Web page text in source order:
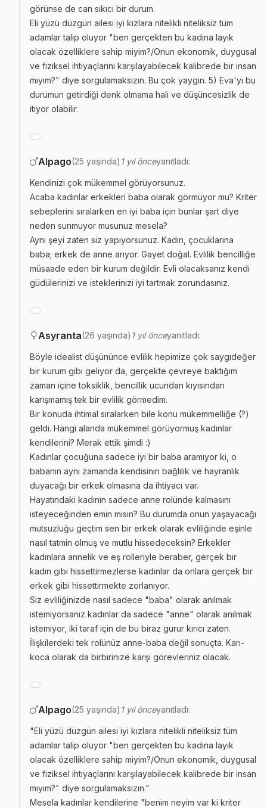
görünse de can sıkıcı bir durum.
Eli yüzü düzgün ailesi iyi kızlara nitelikli niteliksiz tüm
adamlar talip oluyor "ben gerçekten bu kadına layık
olacak özelliklere sahip miyim?/Onun ekonomik, duygusal
ve fiziksel ihtiyaçlarını karşılayabilecek kalibrede bir insan
mıyım?" diye sorgulamaksızın. Bu çok yaygın. 5) Eva'yı bu
durumun getirdiği denk olmama hali ve düşüncesizlik de
itiyor olabilir.
Alpago(25 yaşında) 1 yıl önceyanıtladı:
Kendinizi çok mükemmel görüyorsunuz.
Acaba kadınlar erkekleri baba olarak görmüyor mu? Kriter
sebeplerini sıralarken en iyi baba için bunlar şart diye
neden sunmuyor musunuz mesela?
Aynı şeyi zaten siz yapıyorsunuz. Kadın, çocuklarına
baba; erkek de anne arıyor. Gayet doğal. Evlilik bencilliğe
müsaade eden bir kurum değildir. Evli olacaksanız kendi
güdülerinizi ve isteklerinizi iyi tartmak zorundasınız.
Asyranta(26 yaşında) 1 yıl önceyanıtladı:
Böyle idealist düşününce evlilik hepimize çok saygıdeğer
bir kurum gibi geliyor da, gerçekte çevreye baktığım
zaman içine toksiklik, bencillik ucundan kıyısından
karışmamış tek bir evlilik görmedim.
Bir konuda ihtimal sıralarken bile konu mükemmelliğe (?)
geldi. Hangi alanda mükemmel görüyormuş kadınlar
kendilerini? Merak ettik şimdi :)
Kadınlar çocuğuna sadece iyi bir baba aramıyor ki, o
babanın aynı zamanda kendisinin bağlılık ve hayranlık
duyacağı bir erkek olmasına da ihtiyacı var.
Hayatındaki kadının sadece anne rolünde kalmasını
isteyeceğinden emin misin? Bu durumda onun yaşayacağı
mutsuzluğu geçtim sen bir erkek olarak evliliğinde eşinle
nasıl tatmin olmuş ve mutlu hissedeceksin? Erkekler
kadınlara annelik ve eş rolleriyle beraber, gerçek bir
kadın gibi hissettirmezlerse kadınlar da onlara gerçek bir
erkek gibi hissettirmekte zorlanıyor.
Siz evliliğinizde nasıl sadece "baba" olarak anılmak
istemiyorsanız kadınlar da sadece "anne" olarak anılmak
istemiyor, iki taraf için de bu biraz gurur kırıcı zaten.
İlişkilerdeki tek rolünüz anne-baba değil sonuçta. Karı-
koca olarak da birbirinize karşı görevleriniz olacak.
Alpago(25 yaşında) 1 yıl önceyanıtladı:
"Eli yüzü düzgün ailesi iyi kızlara nitelikli niteliksiz tüm
adamlar talip oluyor "ben gerçekten bu kadına layık
olacak özelliklere sahip miyim?/Onun ekonomik, duygusal
ve fiziksel ihtiyaçlarını karşılayabilecek kalibrede bir insan
mıyım?" diye sorgulamaksızın."
Mesela kadınlar kendilerine "benim neyim var ki kriter